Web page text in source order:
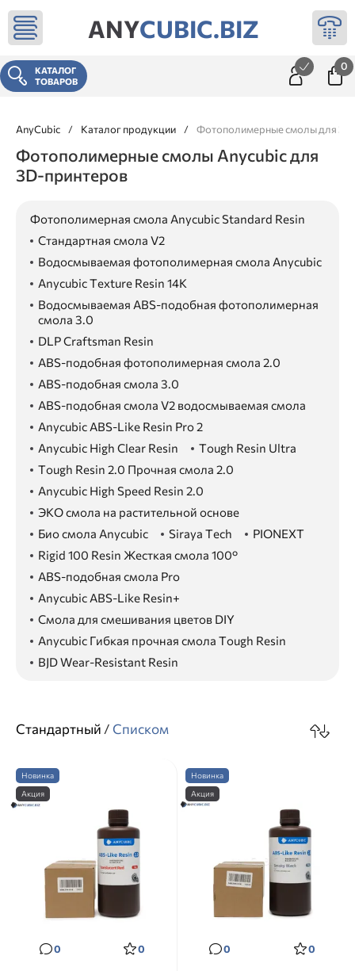
ANYCUBIC.BIZ
КАТАЛОГ
ТОВАРОВ
0
AnyCubic / Каталог продукции / Фотополимерные смолы для 3д
Фотополимерные смолы Anycubic для
3D-принтеров
Фотополимерная смола Anycubic Standard Resin
Стандартная смола V2
Водосмываемая фотополимерная смола Anycubic
Anycubic Texture Resin 14K
Водосмываемая ABS-подобная фотополимерная
смола 3.0
DLP Craftsman Resin
ABS-подобная фотополимерная смола 2.0
ABS-подобная смола 3.0
ABS-подобная смола V2 водосмываемая смола
Anycubic ABS-Like Resin Pro 2
Anycubic High Clear Resin
Tough Resin Ultra
Tough Resin 2.0 Прочная смола 2.0
Anycubic High Speed Resin 2.0
ЭКО смола на растительной основе
Био смола Anycubic
Siraya Tech
PIONEXT
Rigid 100 Resin Жесткая смола 100°
ABS-подобная смола Pro
Anycubic ABS-Like Resin+
Смола для смешивания цветов DIY
Anycubic Гибкая прочная смола Tough Resin
BJD Wear-Resistant Resin
Стандартный / Списком
Новинка
Акция
0 0
Новинка
Акция
0 0